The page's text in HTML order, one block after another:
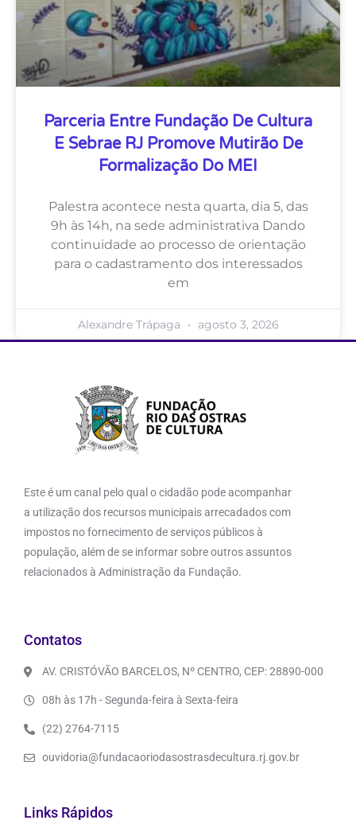
Parceria Entre Fundação De Cultura
E Sebrae RJ Promove Mutirão De
Formalização Do MEI
Palestra acontece nesta quarta, dia 5, das
9h às 14h, na sede administrativa Dando
continuidade ao processo de orientação
para o cadastramento dos interessados
em
Alexandre Trápaga agosto 3, 2026
Este é um canal pelo qual o cidadão pode acompanhar
a utilização dos recursos municipais arrecadados com
impostos no fornecimento de serviços públicos à
população, além de se informar sobre outros assuntos
relacionados à Administração da Fundação.
Contatos
AV. CRISTÓVÃO BARCELOS, Nº CENTRO, CEP: 28890-000
08h às 17h - Segunda-feira à Sexta-feira
(22) 2764-7115
ouvidoria@fundacaoriodasostrasdecultura.rj.gov.br
Links Rápidos